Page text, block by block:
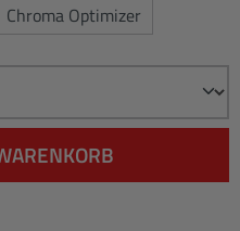
Chroma Optimizer